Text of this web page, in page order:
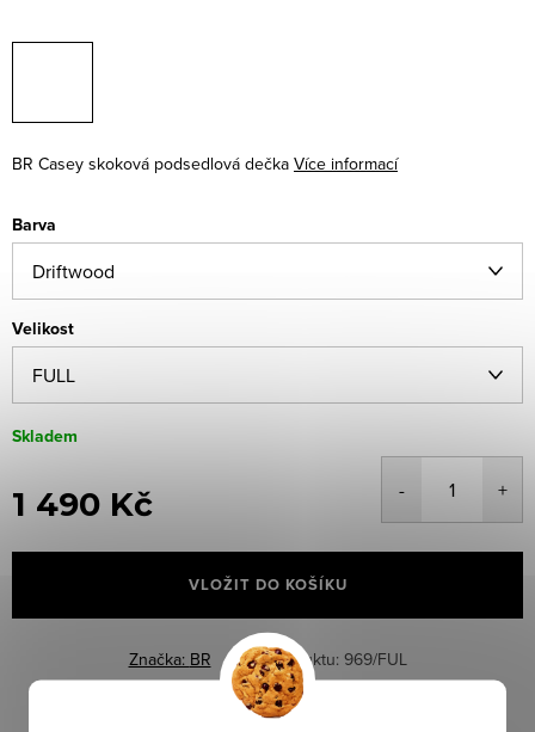
BR Casey skoková podsedlová dečka Více informací
Barva
Velikost
Skladem
1 490 Kč
cena:
VLOŽIT DO KOŠÍKU
Značka: BR Kód produktu: 969/FUL
Dotaz k produktu